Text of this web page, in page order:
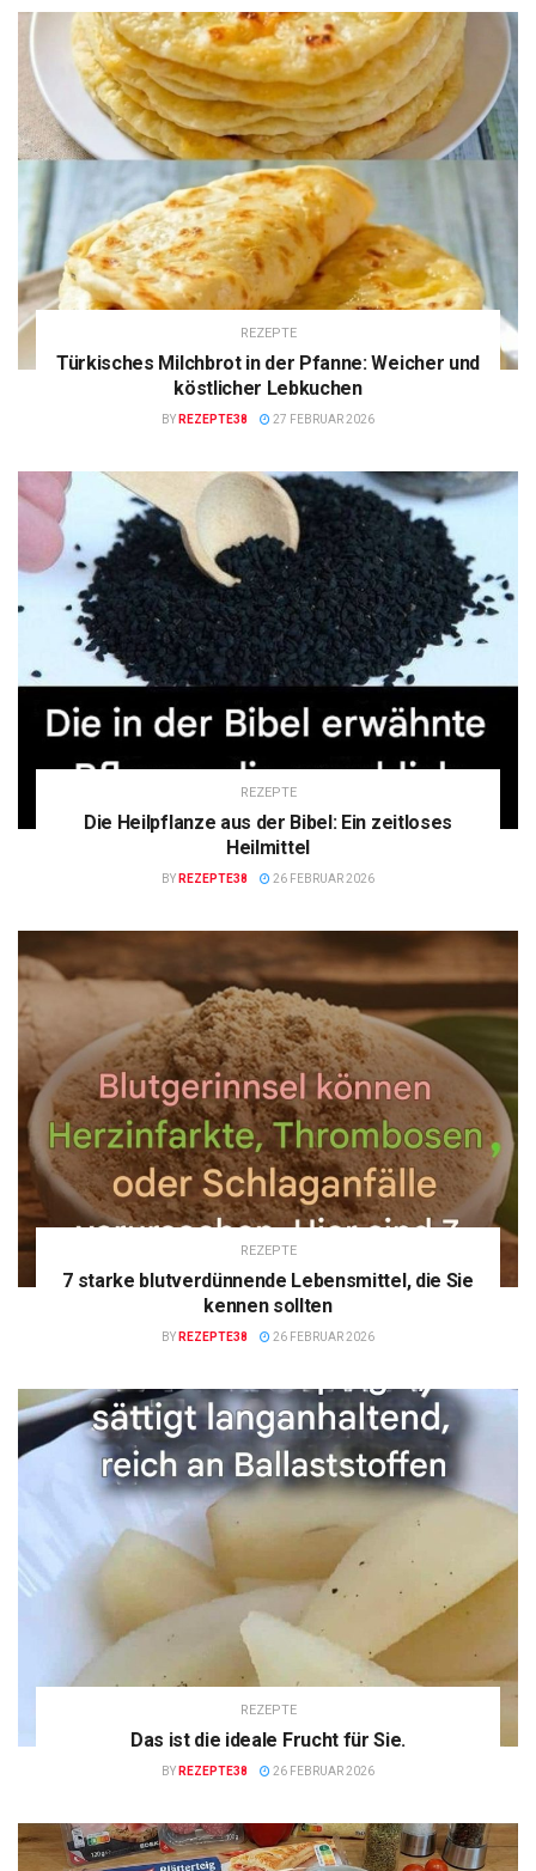
REZEPTE
Türkisches Milchbrot in der Pfanne: Weicher und
köstlicher Lebkuchen
BY REZEPTE38 27 FEBRUAR 2026
REZEPTE
Die Heilpflanze aus der Bibel: Ein zeitloses
Heilmittel
BY REZEPTE38 26 FEBRUAR 2026
REZEPTE
7 starke blutverdünnende Lebensmittel, die Sie
kennen sollten
BY REZEPTE38 26 FEBRUAR 2026
REZEPTE
Das ist die ideale Frucht für Sie.
BY REZEPTE38 26 FEBRUAR 2026